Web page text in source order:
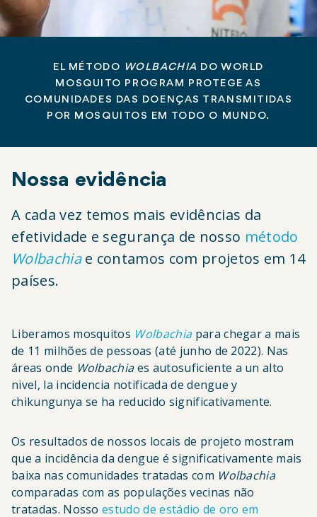
EL MÉTODO WOLBACHIA DO WORLD
MOSQUITO PROGRAM PROTEGE AS
COMUNIDADES DAS DOENÇAS TRANSMITIDAS
POR MOSQUITOS EM TODO O MUNDO.
Nossa evidência
A cada vez temos mais evidências da
efetividade e segurança de nosso método
Wolbachiae contamos com projetos em 14
países.
Liberamos mosquitos Wolbachiapara chegar a mais
de 11 milhões de pessoas (até junho de 2022). Nas
áreas onde Wolbachiaes autosuficiente a un alto
nivel, la incidencia notificada de dengue y
chikungunya se ha reducido significativamente.
Os resultados de nossos locais de projeto mostram
que a incidência da dengue é significativamente mais
baixa nas comunidades tratadas com Wolbachia
comparadas com as populações vecinas não
tratadas. Nossoestudo de estádio de oro em